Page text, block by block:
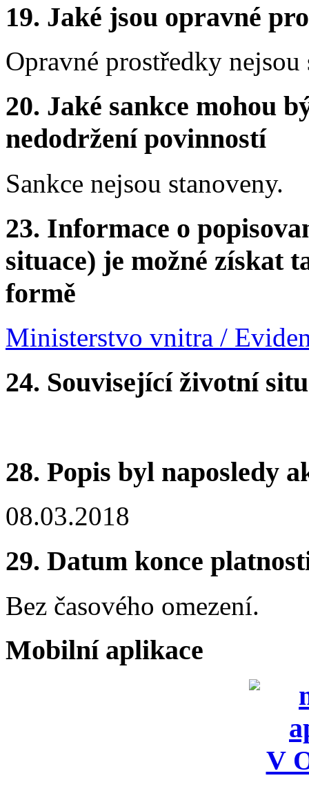
19. Jaké jsou opravné
Opravné prostředky nejsou
20. Jaké sankce mohou
nedodržení povinností
Sankce nejsou stanoveny.
23. Informace o
situace) je možné získat
formě
Ministerstvo vnitra /
24. Související životní
28. Popis byl naposledy
08.03.2018
29. Datum konce
Bez časového omezení.
Mobilní aplikace